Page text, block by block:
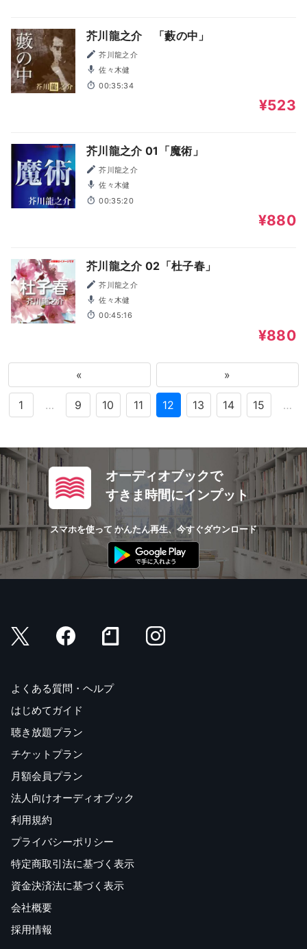
芥川龍之介 「藪の中」
芥川龍之介
佐々木健
00:35:34
¥523
芥川龍之介 01「魔術」
芥川龍之介
佐々木健
00:35:20
¥880
芥川龍之介 02「杜子春」
芥川龍之介
佐々木健
00:45:16
¥880
« »
1 … 9 10 11 12 13 14 15 …
オーディオブックで
すきま時間にインプット
スマホを使って かんたん再生、今すぐダウンロード
よくある質問・ヘルプ
はじめてガイド
聴き放題プラン
チケットプラン
月額会員プラン
法人向けオーディオブック
利用規約
プライバシーポリシー
特定商取引法に基づく表示
資金決済法に基づく表示
会社概要
採用情報